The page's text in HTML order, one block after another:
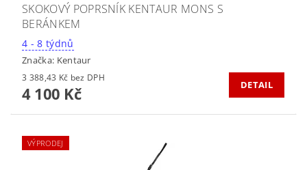
SKOKOVÝ POPRSNÍK KENTAUR MONS S
BERÁNKEM
4 - 8 týdnů
Značka: Kentaur
3 388,43 Kč bez DPH
4 100 Kč DETAIL
VÝPRODEJ